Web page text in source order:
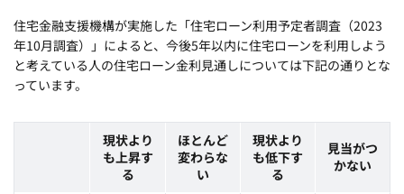
住宅金融支援機構が実施した「住宅ローン利用予定者調査（2023
年10月調査）」によると、今後5年以内に住宅ローンを利用しよう
と考えている人の住宅ローン金利見通しについては下記の通りとな
っています。
現状より
も上昇す
る
ほとんど
変わらな
い
現状より
も低下す
る
見当がつ
かない